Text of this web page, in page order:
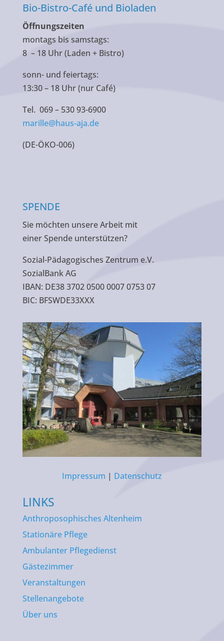
Bio-Bistro-Café und Bioladen
Öffnungszeiten
montags bis samstags:
8 – 18 Uhr (Laden + Bistro)
sonn- und feiertags:
13:30 – 18 Uhr (nur Café)
Tel. 069 – 530 93-6900
marille@haus-aja.de
(DE-ÖKO-006)
SPENDE
Sie möchten unsere Arbeit mit
einer Spende unterstützen?
Sozial-Pädagogisches Zentrum e.V.
SozialBank AG
IBAN: DE38 3702 0500 0007 0753 07
BIC: BFSWDE33XXX
Impressum | Datenschutz
LINKS
Anthroposophisches Altenheim
Stationäre Pflege
Ambulanter Pflegedienst
Gästezimmer
Veranstaltungen
Stellenangebote
Über uns